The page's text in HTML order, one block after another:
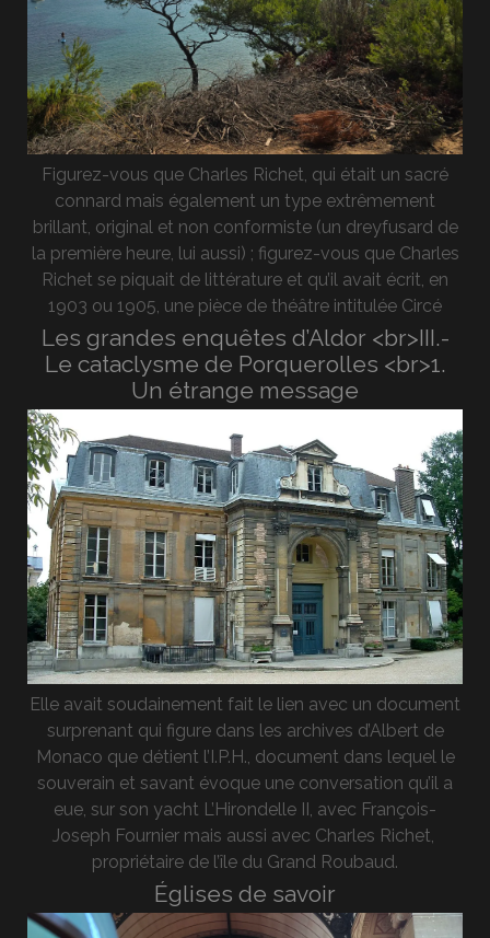
Figurez-vous que Charles Richet, qui était un sacré
connard mais également un type extrêmement
brillant, original et non conformiste (un dreyfusard de
la première heure, lui aussi) ; figurez-vous que Charles
Richet se piquait de littérature et qu’il avait écrit, en
1903 ou 1905, une pièce de théâtre intitulée Circé
Les grandes enquêtes d’Aldor <br>III.-
Le cataclysme de Porquerolles <br>1.
Un étrange message
Elle avait soudainement fait le lien avec un document
surprenant qui figure dans les archives d’Albert de
Monaco que détient l’I.P.H., document dans lequel le
souverain et savant évoque une conversation qu’il a
eue, sur son yacht L’Hirondelle II, avec François-
Joseph Fournier mais aussi avec Charles Richet,
propriétaire de l’île du Grand Roubaud.
Églises de savoir